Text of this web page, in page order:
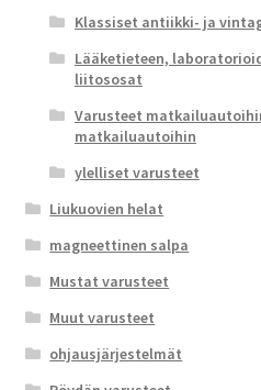
Klassiset antiikki- ja
Lääketieteen,
liitososat
Varusteet
matkailuautoihin
ylelliset varusteet
Liukuovien helat
magneettinen salpa
Mustat varusteet
Muut varusteet
ohjausjärjestelmät